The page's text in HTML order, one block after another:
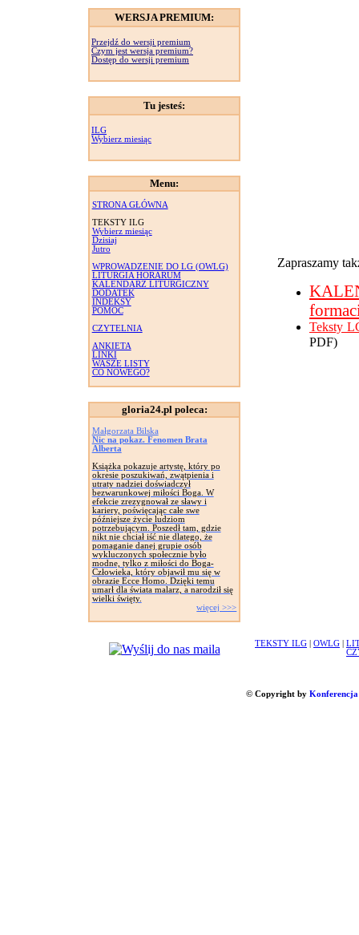
WERSJA PREMIUM:
Przejdź do wersji premium
Czym jest wersja premium?
Dostęp do wersji premium
Tu jesteś:
ILG
Wybierz miesiąc
Menu:
STRONA GŁÓWNA
TEKSTY ILG
Wybierz miesiąc
Dzisiaj
Jutro
WPROWADZENIE DO LG (OWLG)
LITURGIA HORARUM
KALENDARZ LITURGICZNY
DODATEK
INDEKSY
POMOC
CZYTELNIA
ANKIETA
LINKI
WASZE LISTY
CO NOWEGO?
gloria24.pl poleca:
Małgorzata Bilska
Nic na pokaz. Fenomen Brata
Alberta
Książka pokazuje artystę, który po
okresie poszukiwań, zwątpienia i
utraty nadziei doświadczył
bezwarunkowej miłości Boga. W
efekcie zrezygnował ze sławy i
kariery, poświęcając całe swe
późniejsze życie ludziom
potrzebującym. Poszedł tam, gdzie
nikt nie chciał iść nie dlatego, że
pomaganie danej grupie osób
wykluczonych społecznie było
modne, tylko z miłości do Boga-
Człowieka, który objawił mu się w
obrazie Ecce Homo. Dzięki temu
umarł dla świata malarz, a narodził się
wielki święty.
więcej >>>
Zapraszamy
Teksty
PDF)
TEKSTY ILG OWLG
© Copyright by Konferencja